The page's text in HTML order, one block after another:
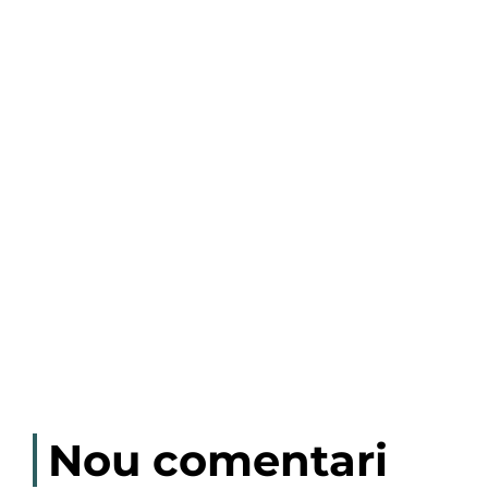
Nou comentari